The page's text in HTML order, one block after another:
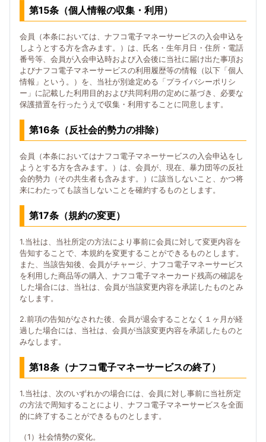
第15条（個人情報の収集・利用）
会員（本条においては、ナフコ電子マネーサービスの入会申込を
しようとする方を含みます。）は、氏名・生年月日・住所・電話
番号等、会員が入会申込時および入会後に当社に届け出た事項お
よびナフコ電子マネーサービスの利用履歴等の情報（以下「個人
情報」という。）を、当社が別途定める「プライバシーポリシ
ー」に記載した利用目的および共同利用の定めに基づき、必要な
保護措置を行ったうえで収集・利用することに同意します。
第16条（反社会的勢力の排除）
会員（本条においてはナフコ電子マネーサービスの入会申込をし
ようとする方を含みます。）は、会員が、現在、暴力団等の反社
会的勢力（その共生者も含みます。）に該当しないこと、かつ将
来にわたっても該当しないことを確約するものとします。
第17条（規約の変更）
1.当社は、当社所定の方法により事前に会員に対して変更内容を
告知することで、本規約を変更することができるものとします。
また、当該告知後、会員がチャージ、ナフコ電子マネーサービス
を利用した商品等の購入、ナフコ電子マネーカード残高の確認を
した場合には、当社は、会員が当該変更内容を承諾したものとみ
なします。
2.前項の告知がなされた後、会員が退会することなく１ヶ月が経
過した場合には、当社は、会員が当該変更内容を承諾したものと
みなします。
第18条（ナフコ電子マネーサービスの終了）
1.当社は、次のいずれかの場合には、会員に対し事前に当社所定
の方法で周知することにより、ナフコ電子マネーサービスを全面
的に終了することができるものとします。
（1）社会情勢の変化。